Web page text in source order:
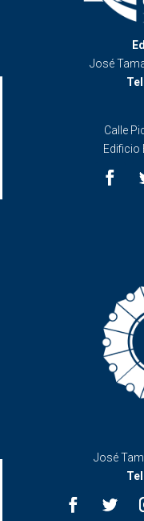
José
Calle
Edificio
José